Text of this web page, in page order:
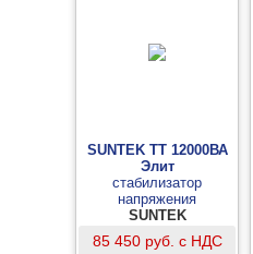
SUNTEK ТТ 12000ВА
Элит
стабилизатор
напряжения
тиристорного типа
SUNTEK
85 450 руб. с НДС